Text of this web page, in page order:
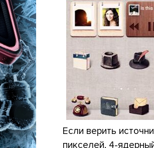
Если верить
пикселей, 4-